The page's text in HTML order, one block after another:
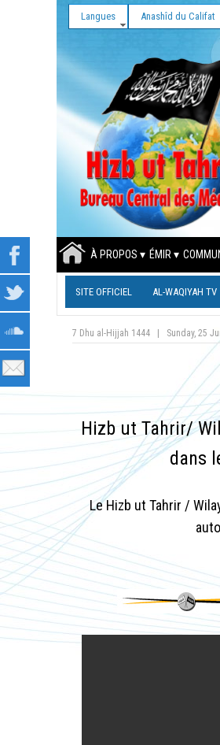
Langues Anashîd du Califat
À PROPOS ÉMIR
SITE OFFICIEL AL-WAQIYAH TV
7 Dhu al-Hijjah 1444
Hizb ut Tahrir/
dans
Le Hizb ut Tahrir /